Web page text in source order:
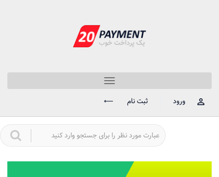
Toggle
navigation
ورود
ثبت نام